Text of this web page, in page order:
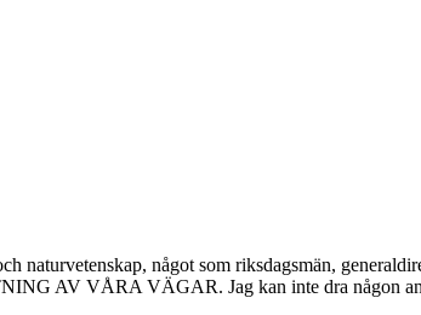
något som riksdagsmän,
AV VÅRA VÄGAR. Jag kan inte dra någon